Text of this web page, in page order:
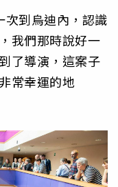
次到烏迪內，認識
我們那時說好一
了導演，這案子
常幸運的地